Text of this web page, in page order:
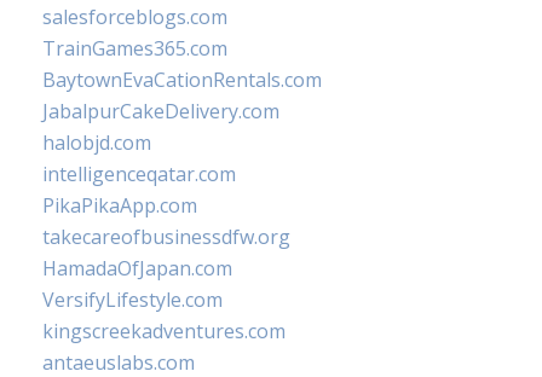
salesforceblogs.com
TrainGames365.com
BaytownEvaCationRentals.com
JabalpurCakeDelivery.com
halobjd.com
intelligenceqatar.com
PikaPikaApp.com
takecareofbusinessdfw.org
HamadaOfJapan.com
VersifyLifestyle.com
kingscreekadventures.com
antaeuslabs.com